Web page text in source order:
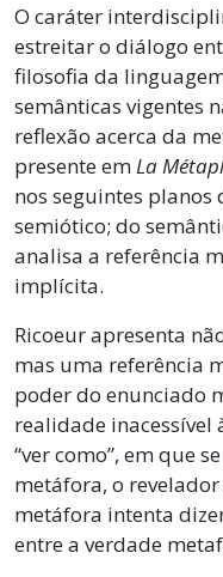
O caráter
estreitar o diálogo
filosofia da
semânticas vigentes
reflexão acerca da
presente emLa
nos seguintes planos
semiótico; do
analisa a referência
implícita.
Ricoeur apresenta
mas uma referência
poder do enunciado
realidade inacessível
“ver como”, em que
metáfora, o revelador
metáfora intenta
entre a verdade